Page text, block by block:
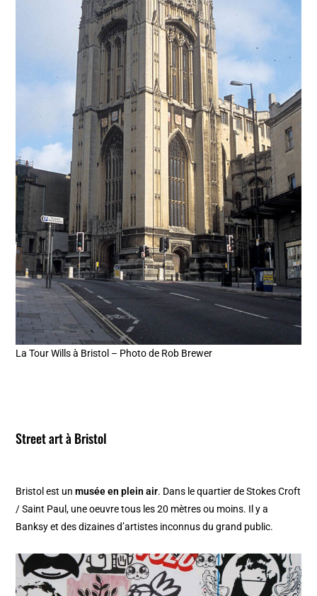
La Tour Wills à Bristol – Photo de Rob Brewer
Street art à Bristol
Bristol est unmusée en plein air. Dans le quartier de Stokes Croft
/ Saint Paul, une oeuvre tous les 20 mètres ou moins. Il y a
Banksy et des dizaines d’artistes inconnus du grand public.